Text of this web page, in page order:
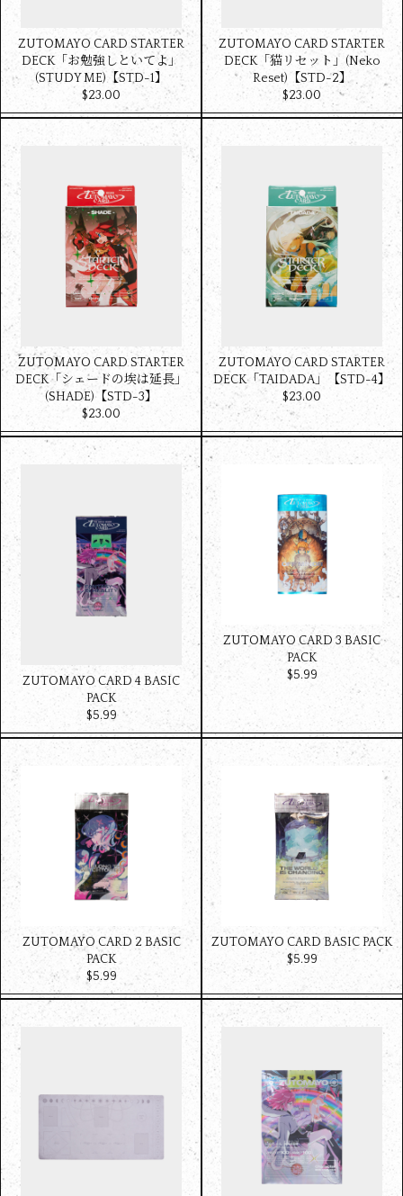
ZUTOMAYO CARD STARTER
DECK「お勉強しといてよ」
(STUDY ME)【STD-1】
$‌23.00
ZUTOMAYO CARD STARTER
DECK「猫リセット」(Neko
Reset)【STD-2】
$‌23.00
ZUTOMAYO CARD STARTER
DECK「シェードの埃は延長」
(SHADE)【STD-3】
$‌23.00
ZUTOMAYO CARD STARTER
DECK「TAIDADA」【STD-4】
$‌23.00
ZUTOMAYO CARD 4 BASIC
PACK
$‌5.99
ZUTOMAYO CARD 3 BASIC
PACK
$‌5.99
ZUTOMAYO CARD 2 BASIC
PACK
$‌5.99
ZUTOMAYO CARD BASIC PACK
$‌5.99